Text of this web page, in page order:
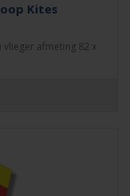
Kites
vlieger afmeting 82 x